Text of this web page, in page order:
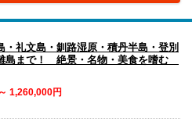
・礼文島・釧路湿原・積丹半島・登別
島まで！ 絶景・名物・美食を嗜む
1,260,000円